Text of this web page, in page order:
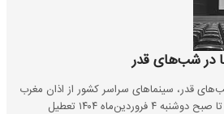
در شب‌های قدر
قدر، سینماهای سراسر کشور از اذان مغرب
چهارشنبه ۲۹ اسفندماه ۱۴۰۳ تا صبح دوشنبه ۴ فروردین‌ماه ۱۴۰۴ تعطیل